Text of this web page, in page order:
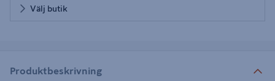
Välj butik
Produktbeskrivning